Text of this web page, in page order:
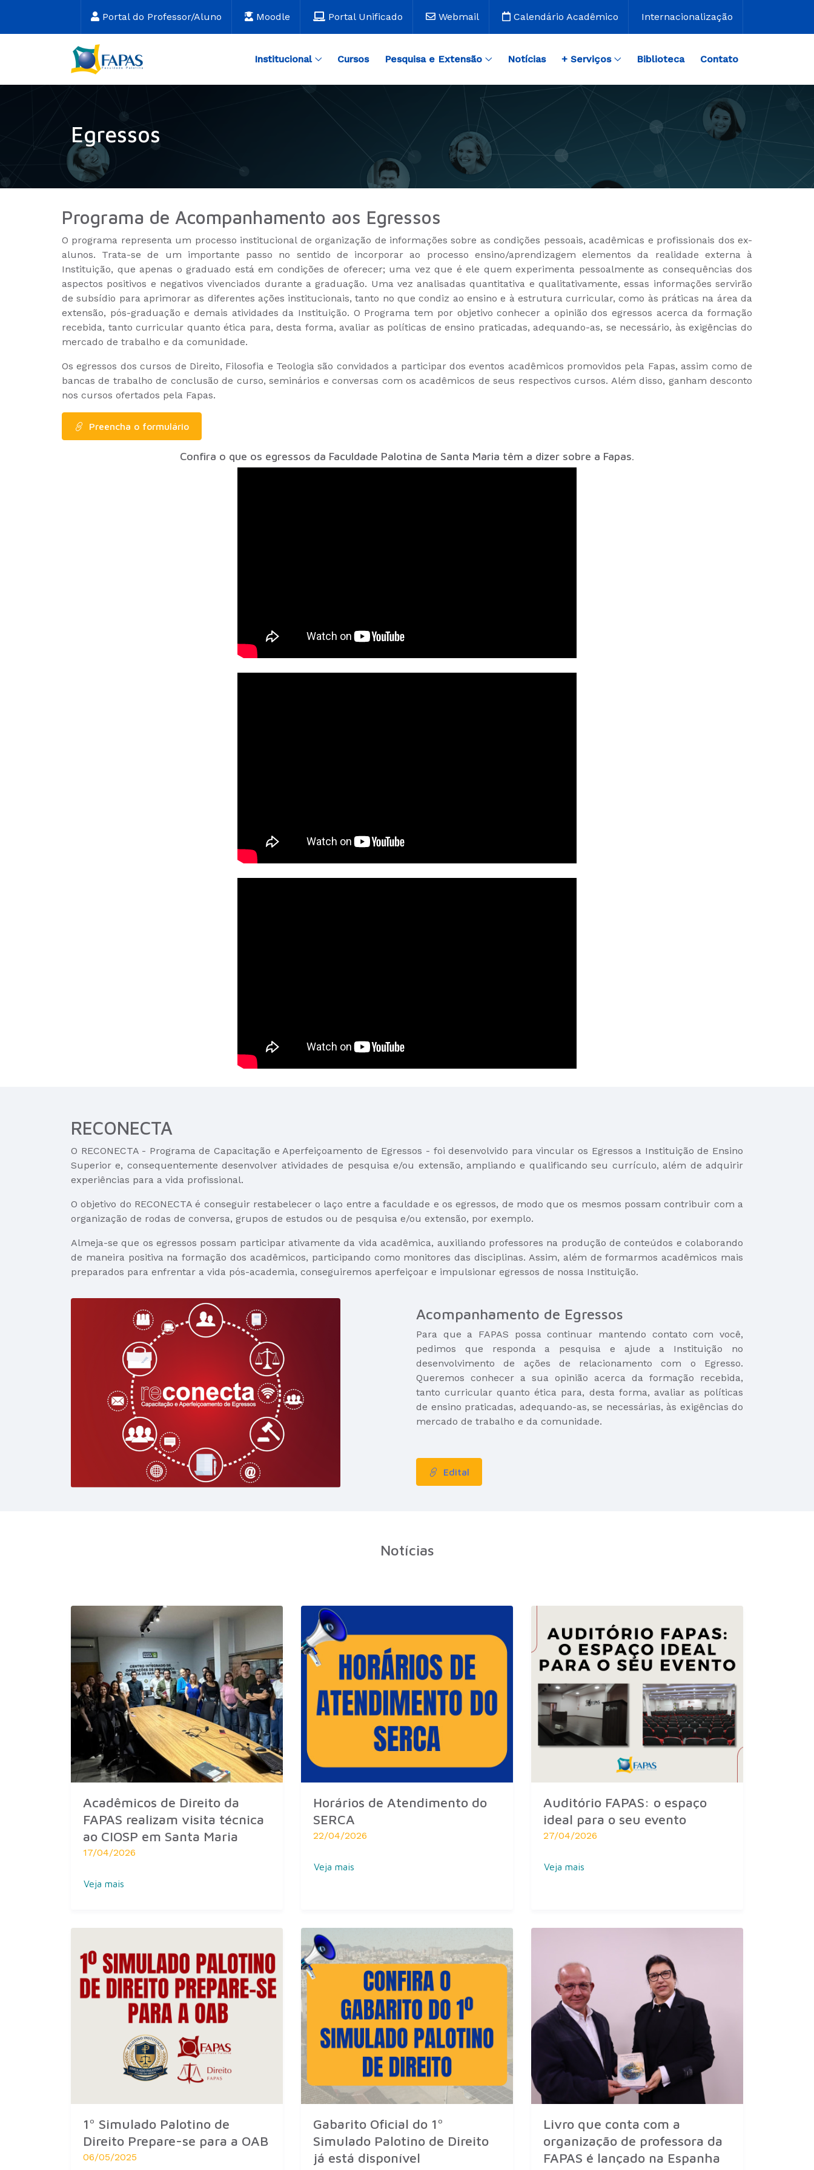
Portal do Professor/Aluno Moodle Portal Unificado Webmail Calendário Acadêmico Internacionalização
Institucional Cursos Pesquisa e Extensão Notícias + Serviços Biblioteca Contato
Egressos
Programa de Acompanhamento aos Egressos
O programa representa um processo institucional de organização de informações sobre as condições pessoais, acadêmicas e profissionais dos ex-
alunos. Trata-se de um importante passo no sentido de incorporar ao processo ensino/aprendizagem elementos da realidade externa à
Instituição, que apenas o graduado está em condições de oferecer; uma vez que é ele quem experimenta pessoalmente as consequências dos
aspectos positivos e negativos vivenciados durante a graduação. Uma vez analisadas quantitativa e qualitativamente, essas informações servirão
de subsídio para aprimorar as diferentes ações institucionais, tanto no que condiz ao ensino e à estrutura curricular, como às práticas na área da
extensão, pós-graduação e demais atividades da Instituição. O Programa tem por objetivo conhecer a opinião dos egressos acerca da formação
recebida, tanto curricular quanto ética para, desta forma, avaliar as políticas de ensino praticadas, adequando-as, se necessário, às exigências do
mercado de trabalho e da comunidade.
Os egressos dos cursos de Direito, Filosofia e Teologia são convidados a participar dos eventos acadêmicos promovidos pela Fapas, assim como de
bancas de trabalho de conclusão de curso, seminários e conversas com os acadêmicos de seus respectivos cursos. Além disso, ganham desconto
nos cursos ofertados pela Fapas.
Preencha o formulário
Confira o que os egressos da Faculdade Palotina de Santa Maria têm a dizer sobre a Fapas.
RECONECTA
O RECONECTA - Programa de Capacitação e Aperfeiçoamento de Egressos - foi desenvolvido para vincular os Egressos a Instituição de Ensino
Superior e, consequentemente desenvolver atividades de pesquisa e/ou extensão, ampliando e qualificando seu currículo, além de adquirir
experiências para a vida profissional.
O objetivo do RECONECTA é conseguir restabelecer o laço entre a faculdade e os egressos, de modo que os mesmos possam contribuir com a
organização de rodas de conversa, grupos de estudos ou de pesquisa e/ou extensão, por exemplo.
Almeja-se que os egressos possam participar ativamente da vida acadêmica, auxiliando professores na produção de conteúdos e colaborando
de maneira positiva na formação dos acadêmicos, participando como monitores das disciplinas. Assim, além de formarmos acadêmicos mais
preparados para enfrentar a vida pós-academia, conseguiremos aperfeiçoar e impulsionar egressos de nossa Instituição.
Acompanhamento de Egressos
Para que a FAPAS possa continuar mantendo contato com você,
pedimos que responda a pesquisa e ajude a Instituição no
desenvolvimento de ações de relacionamento com o Egresso.
Queremos conhecer a sua opinião acerca da formação recebida,
tanto curricular quanto ética para, desta forma, avaliar as políticas
de ensino praticadas, adequando-as, se necessárias, às exigências do
mercado de trabalho e da comunidade.
Edital
Notícias
Acadêmicos de Direito da
FAPAS realizam visita técnica
ao CIOSP em Santa Maria
17/04/2026
Veja mais
Horários de Atendimento do
SERCA
22/04/2026
Veja mais
Auditório FAPAS: o espaço
ideal para o seu evento
27/04/2026
Veja mais
1º Simulado Palotino de
Direito Prepare-se para a OAB
06/05/2025
Gabarito Oficial do 1º
Simulado Palotino de Direito
já está disponível
Livro que conta com a
organização de professora da
FAPAS é lançado na Espanha